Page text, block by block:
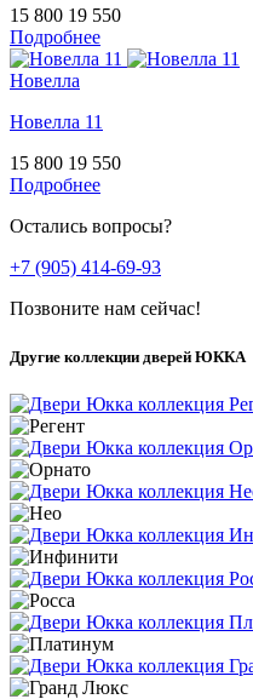
15 800 19 550
Подробнее
Новелла
Новелла 11
15 800 19 550
Подробнее
Остались вопросы?
+7 (905) 414-69-93
Позвоните нам сейчас!
Другие коллекции дверей ЮККА